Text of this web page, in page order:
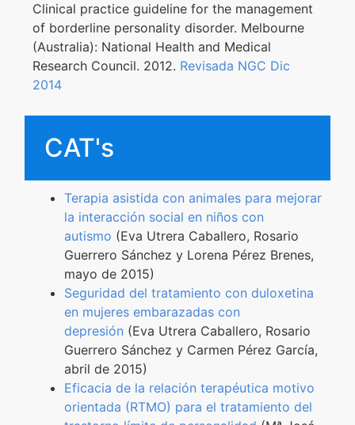
Clinical practice guideline for the management
of borderline personality disorder. Melbourne
(Australia): National Health and Medical
Research Council. 2012. Revisada NGC Dic
2014
CAT's
Terapia asistida con animales para mejorar
la interacción social en niños con
autismo (Eva Utrera Caballero, Rosario
Guerrero Sánchez y Lorena Pérez Brenes,
mayo de 2015)
Seguridad del tratamiento con duloxetina
en mujeres embarazadas con
depresión (Eva Utrera Caballero, Rosario
Guerrero Sánchez y Carmen Pérez García,
abril de 2015)
Eficacia de la relación terapéutica motivo
orientada (RTMO) para el tratamiento del